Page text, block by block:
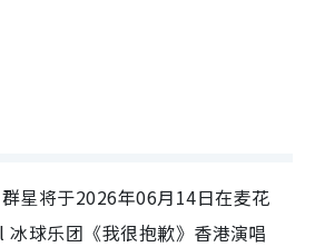
星将于2026年06月14日在麦花
球乐团《我很抱歉》香港演唱